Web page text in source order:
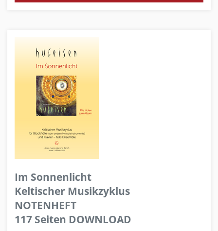
Im Sonnenlicht
Keltischer Musikzyklus
NOTENHEFT
117 Seiten DOWNLOAD